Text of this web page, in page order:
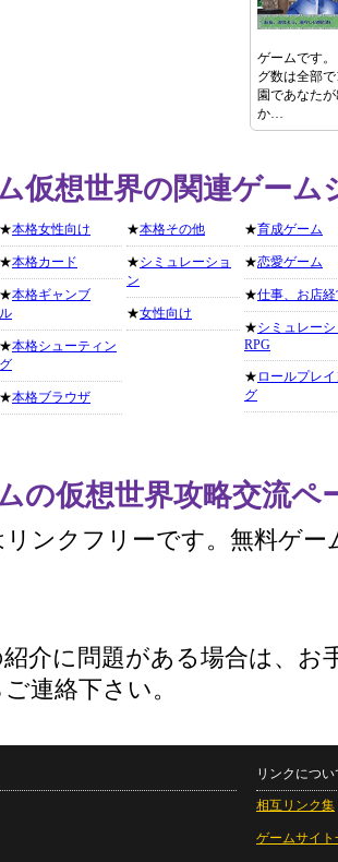
ゲームです
グ数は全部
園であなた
か…
仮想世界の関連ゲーム
★本格女性向け
★本格カード
★本格ギャンブ
ル
★本格シューティン
グ
★本格ブラウザ
★本格その他
★シミュレーショ
ン
★女性向け
★育成ゲーム
★恋愛ゲーム
★仕事、お店
★シミュレー
RPG
★ ロールプレ
グ
の仮想世界攻略交流ペ
ンクフリーです。無料ゲー
介に問題がある場合は、お
連絡下さい。
リンクについ
相互リンク集
ゲームサイト